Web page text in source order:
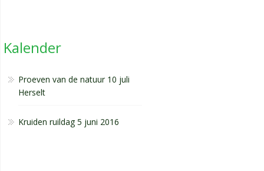
Kalender
Proeven van de natuur 10 juli
Herselt
Kruiden ruildag 5 juni 2016